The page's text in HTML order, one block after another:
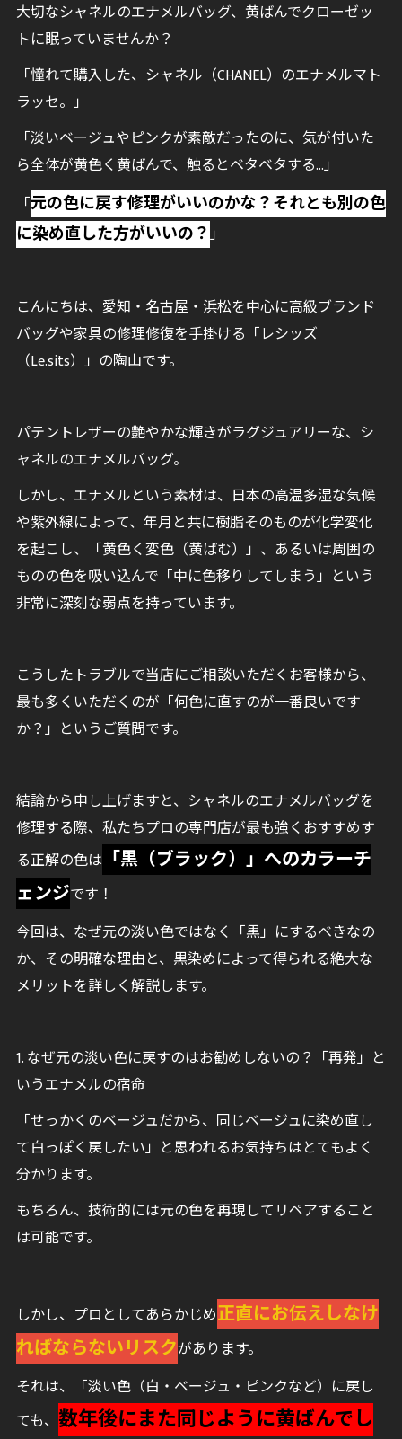
大切なシャネルのエナメルバッグ、黄ばんでクローゼッ
トに眠っていませんか？
「憧れて購入した、シャネル（CHANEL）のエナメルマト
ラッセ。」
「淡いベージュやピンクが素敵だったのに、気が付いた
ら全体が黄色く黄ばんで、触るとベタベタする…」
「元の色に戻す修理がいいのかな？それとも別の色
に染め直した方がいいの？」
こんにちは、愛知・名古屋・浜松を中心に高級ブランド
バッグや家具の修理修復を手掛ける「レシッズ
（Le.sits）」の陶山です。
パテントレザーの艶やかな輝きがラグジュアリーな、シ
ャネルのエナメルバッグ。
しかし、エナメルという素材は、日本の高温多湿な気候
や紫外線によって、年月と共に樹脂そのものが化学変化
を起こし、「黄色く変色（黄ばむ）」、あるいは周囲の
ものの色を吸い込んで「中に色移りしてしまう」という
非常に深刻な弱点を持っています。
こうしたトラブルで当店にご相談いただくお客様から、
最も多くいただくのが「何色に直すのが一番良いです
か？」というご質問です。
結論から申し上げますと、シャネルのエナメルバッグを
修理する際、私たちプロの専門店が最も強くおすすめす
る正解の色は 「黒（ブラック）」へのカラーチ
ェンジです！
今回は、なぜ元の淡い色ではなく「黒」にするべきなの
か、その明確な理由と、黒染めによって得られる絶大な
メリットを詳しく解説します。
1. なぜ元の淡い色に戻すのはお勧めしないの？「再発」と
いうエナメルの宿命
「せっかくのベージュだから、同じベージュに染め直し
て白っぽく戻したい」と思われるお気持ちはとてもよく
分かります。
もちろん、技術的には元の色を再現してリペアすること
は可能です。
しかし、プロとしてあらかじめ正直にお伝えしなけ
ればならないリスクがあります。
それは、「淡い色（白・ベージュ・ピンクなど）に戻し
ても、 数年後にまた同じように黄ばんでし